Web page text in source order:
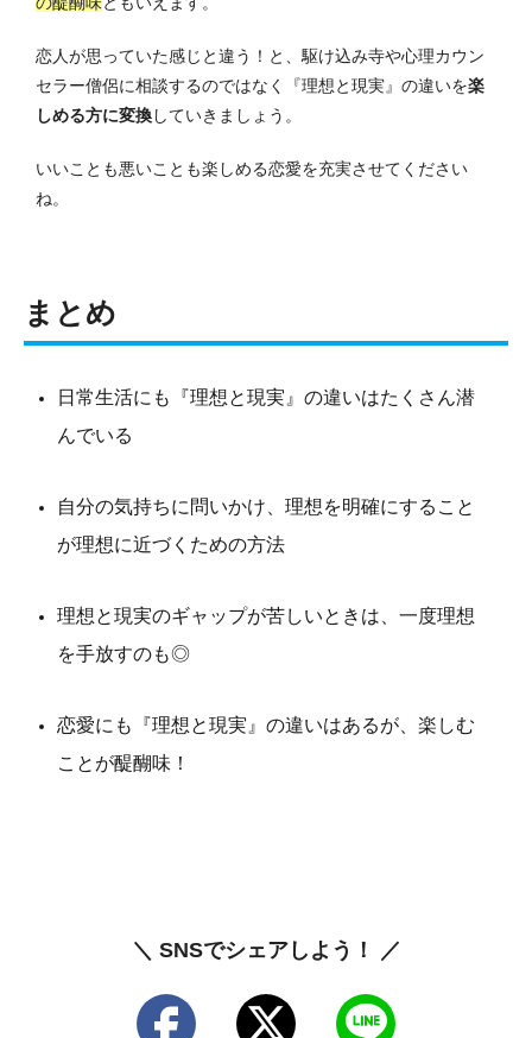
恋人が思っていた感じと違う！と、駆け込み寺や心理カウン
セラー僧侶に相談するのではなく『理想と現実』の違いを楽
しめる方に変換していきましょう。
いいことも悪いことも楽しめる恋愛を充実させてください
ね。
まとめ
日常生活にも
『理想と現実』の違いはたくさん潜
んでいる
自分の気持ちに問いかけ、理想を明確にすること
が理想に近づくための方法
理想と現実のギャップが苦しいときは、一度理想
を手放すのも◎
恋愛にも『理想と現実』の違いはあるが、楽しむ
ことが醍醐味！
＼ SNSでシェアしよう！ ／